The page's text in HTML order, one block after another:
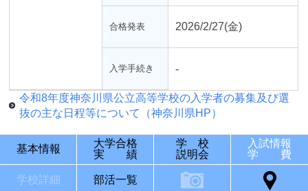
合格発表 2026/2/27(金)
入学手続き -
令和8年度神奈川県公立高等学校の入学者の募集及び選
抜の主な日程等について（神奈川県HP）
基本情報
大学合格
実 績
学 校
説明会
入試情報
学 費
学校詳細 部活一覧